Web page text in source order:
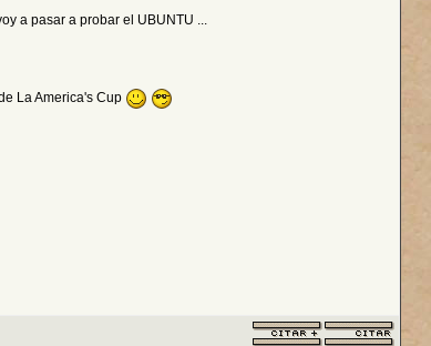
a pasar a probar el UBUNTU ...
La America's Cup